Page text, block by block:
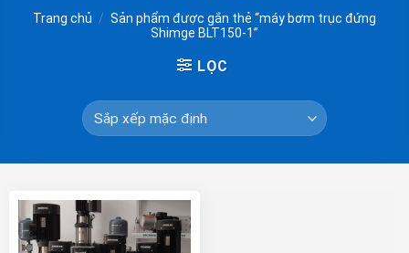
Trang chủ / Sản phẩm được gắn thẻ “máy bơm trục đứng
Shimge BLT150-1”
LỌC